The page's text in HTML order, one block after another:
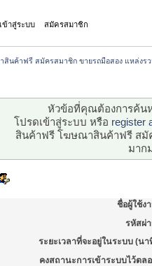
เข้าสู่ระบบ สมัครสมาชิก
ค้าฟรี สมัครสมาชิก ขายรถมือสอง แหล่งรว
หัวข้อที่คุณต้องการค้น
โปรดเข้าสู่ระบบ หรือ register
สินค้าฟรี โฆษณาสินค้าฟรี สมั
มาก
ชื่อผู้ใช้ง
รหัสผ่
ระยะเวลาที่จะอยู่ในระบบ (นา
คงสถานะการเข้าระบบไว้ตล